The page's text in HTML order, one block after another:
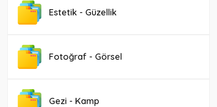
Estetik - Güzellik
Fotoğraf - Görsel
Gezi - Kamp